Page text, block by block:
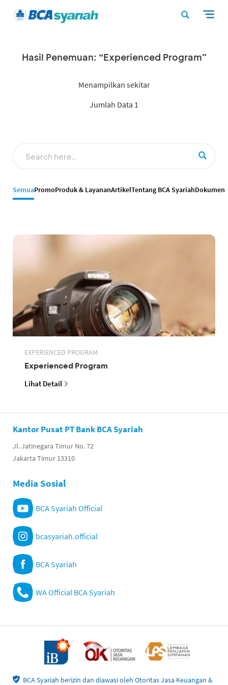
Hasil Penemuan: “Experienced Program”
Menampilkan sekitar
Jumlah Data 1
SemuaPromoProduk & LayananArtikelTentang BCA SyariahDokumen
EXPERIENCED PROGRAM
Experienced Program
Lihat Detail
Kantor Pusat PT Bank BCA Syariah
Jl. Jatinegara Timur No. 72
Jakarta Timur 13310
Media Sosial
BCA Syariah Official
bcasyariah.official
BCA Syariah
WA Official BCA Syariah
BCA Syariah berizin dan diawasi oleh Otoritas Jasa Keuangan &